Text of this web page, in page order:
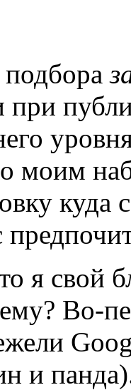
подбора
при
моим
я свой
Во-
и